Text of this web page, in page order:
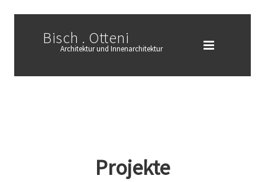
Bisch . Otteni
Architektur und Innenarchitektur
Projekte